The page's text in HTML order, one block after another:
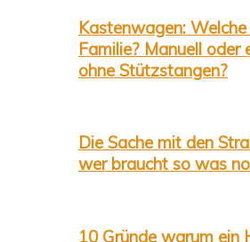
Kastenwagen:
Familie? Manuell oder
ohne Stützstangen?
Die Sache mit den
wer braucht so was
10 Gründe warum ein